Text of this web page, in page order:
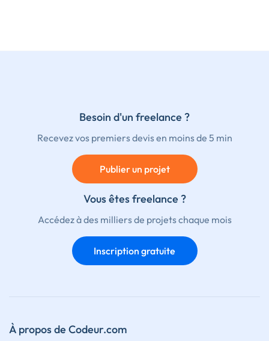
Besoin d'un freelance ?
Recevez vos premiers devis en moins de 5 min
Publier un projet
Vous êtes freelance ?
Accédez à des milliers de projets chaque mois
Inscription gratuite
À propos de Codeur.com